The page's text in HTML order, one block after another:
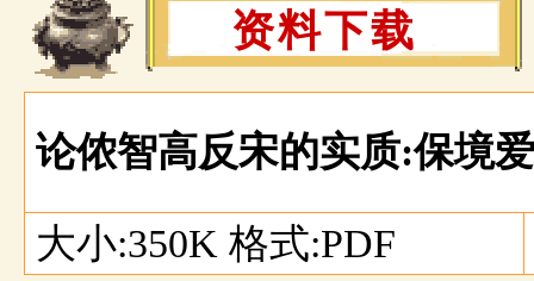
资料下载
论侬智高反宋的实质:保境
大小:350K 格式:PDF